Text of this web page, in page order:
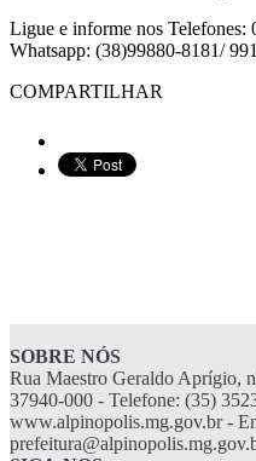
Ligue e informe nos Telefones:
Whatsapp: (38)99880-8181/
COMPARTILHAR
SOBRE NÓS
Rua Maestro Geraldo Aprígio,
37940-000 - Telefone: (35)
www.alpinopolis.mg.gov.br -